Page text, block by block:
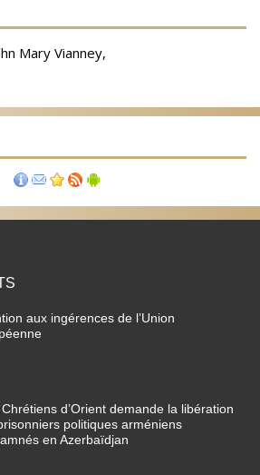
aux ingérences de l’Union
Chrétiens d’Orient demande la libération
politiques arméniens
en Azerbaïdjan